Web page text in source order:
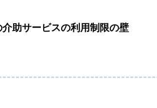
助サービスの利用制限の壁